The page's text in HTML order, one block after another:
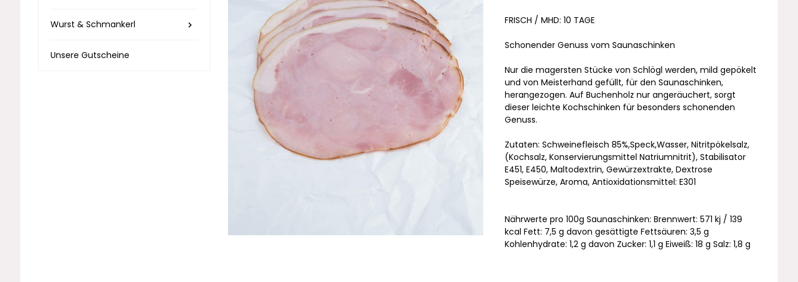
Wurst & Schmankerl
Unsere Gutscheine
FRISCH / MHD: 10 TAGE
Schonender Genuss vom Saunaschinken
Nur die magersten Stücke von Schlögl werden, mild gepökelt
und von Meisterhand gefüllt, für den Saunaschinken,
herangezogen. Auf Buchenholz nur angeräuchert, sorgt
dieser leichte Kochschinken für besonders schonenden
Genuss.
Zutaten: Schweinefleisch 85%,Speck,Wasser, Nitritpökelsalz,
(Kochsalz, Konservierungsmittel Natriumnitrit), Stabilisator
E451, E450, Maltodextrin, Gewürzextrakte, Dextrose
Speisewürze, Aroma, Antioxidationsmittel: E301
Nährwerte pro 100g Saunaschinken: Brennwert: 571 kj / 139
kcal Fett: 7,5 g davon gesättigte Fettsäuren: 3,5 g
Kohlenhydrate: 1,2 g davon Zucker: 1,1 g Eiweiß: 18 g Salz: 1,8 g